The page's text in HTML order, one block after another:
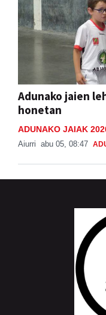
Adunako jaien
honetan
ADUNAKO JAIAK
Aiurri abu 05, 08:47